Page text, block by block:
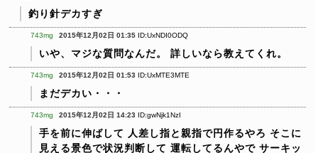
釣り針デカすぎ
743mg 2015年12月02日 01:35 ID:UxNDI0ODQ
いや、マジな質問なんだ。 詳しいなら教えてくれ。
743mg 2015年12月02日 01:53 ID:UxMTE3MTE
まだデカい・・・
743mg 2015年12月02日 14:23 ID:gwNjk1NzI
手を前に伸ばして 人差し指と親指で円作るやろ そこに
見える景色で状況判断して 運転してるんやで サーキッ